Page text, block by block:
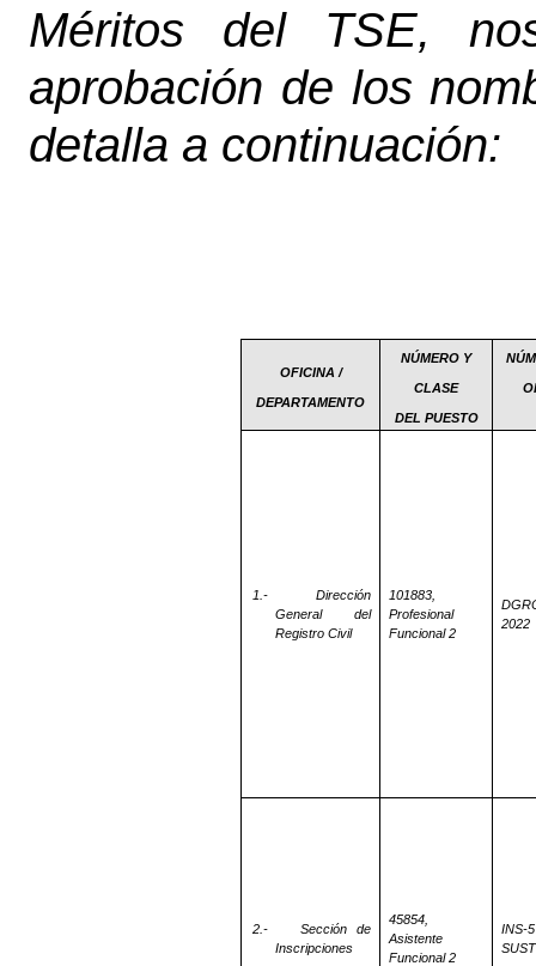
Méritos del TSE,
aprobación de los
detalla a continuación:
OFICINA /
DEPARTAMENTO
NÚMERO Y
CLASE
DEL PUESTO
1.-
Dirección
General del
Registro Civil
101883,
Profesional
Funcional 2
2022
2.-
Sección de
Inscripciones
45854,
Asistente
Funcional 2
INS-